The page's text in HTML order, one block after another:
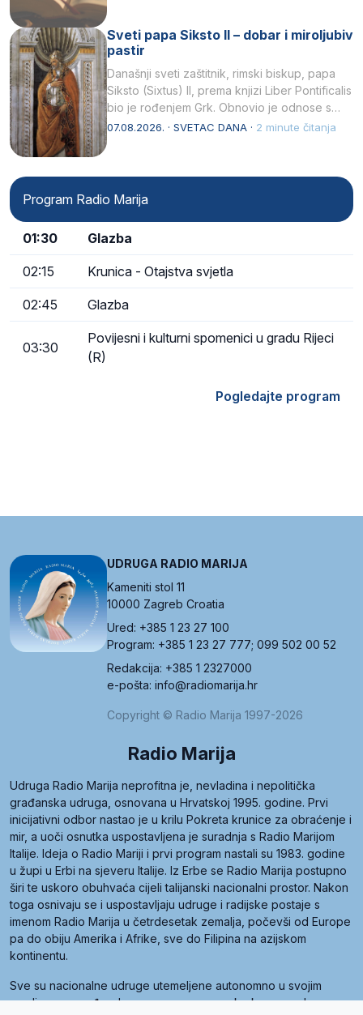
Sveti papa Siksto II – dobar i miroljubiv
pastir
Današnji sveti zaštitnik, rimski biskup, papa
Siksto (Sixtus) II, prema knjizi Liber Pontificalis
bio je rođenjem Grk. Obnovio je odnose s
afričkim…
07.08.2026. · SVETAC DANA · 2 minute čitanja
Program Radio Marija
01:30 Glazba
02:15 Krunica - Otajstva svjetla
02:45 Glazba
03:30
Povijesni i kulturni spomenici u gradu Rijeci
(R)
Pogledajte program
UDRUGA RADIO MARIJA
Kameniti stol 11
10000 Zagreb Croatia
Ured: +385 1 23 27 100
Program: +385 1 23 27 777; 099 502 00 52
Redakcija: +385 1 2327000
e-pošta: info@radiomarija.hr
Copyright © Radio Marija 1997-2026
Radio Marija
Udruga Radio Marija neprofitna je, nevladina i nepolitička
građanska udruga, osnovana u Hrvatskoj 1995. godine. Prvi
inicijativni odbor nastao je u krilu Pokreta krunice za obraćenje i
mir, a uoči osnutka uspostavljena je suradnja s Radio Marijom
Italije. Ideja o Radio Mariji i prvi program nastali su 1983. godine
u župi u Erbi na sjeveru Italije. Iz Erbe se Radio Marija postupno
širi te uskoro obuhvaća cijeli talijanski nacionalni prostor. Nakon
toga osnivaju se i uspostavljaju udruge i radijske postaje s
imenom Radio Marija u četrdesetak zemalja, počevši od Europe
pa do obiju Amerika i Afrike, sve do Filipina na azijskom
kontinentu.
Sve su nacionalne udruge utemeljene autonomno u svojim
zemljama, a međusobna su povezane preko krovne udruge